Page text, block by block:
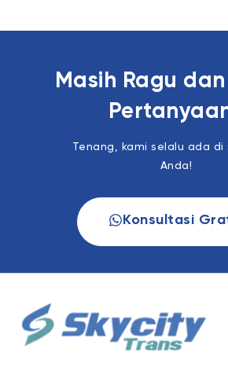
Masih Ragu
Tenang, kami selalu ada di
Anda!
Konsultasi